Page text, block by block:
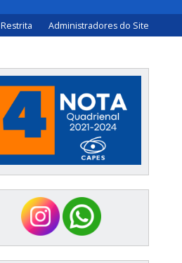
Administradores do Site